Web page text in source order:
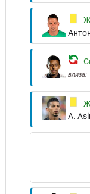
влиза:
A.